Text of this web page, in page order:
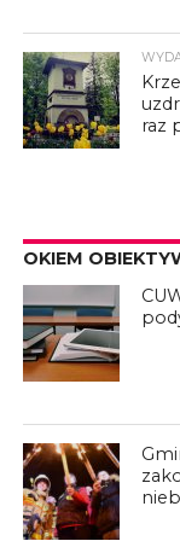
raz
OKIEM